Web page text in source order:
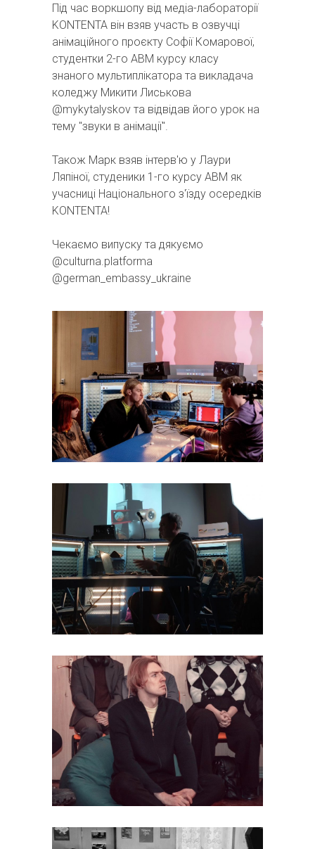
Під час воркшопу від медіа-лабораторії
KONTENTA він взяв участь в озвучці
анімаційного проєкту Софії Комарової,
студентки 2-го АВМ курсу класу
знаного мультиплікатора та викладача
коледжу Микити Лиськова
@mykytalyskov та відвідав його урок на
тему "звуки в анімації".
Також Марк взяв інтерв'ю у Лаури
Ляпіної, студеники 1-го курсу АВМ як
учасниці Національного з'їзду осередків
KONTENTA!
Чекаємо випуску та дякуємо
@culturna.platforma
@german_embassy_ukraine